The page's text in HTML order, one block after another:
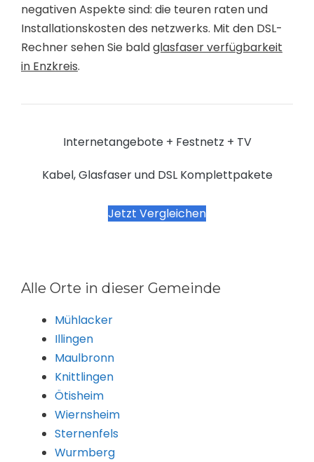
negativen Aspekte sind: die teuren raten und
Installationskosten des netzwerks. Mit den DSL-
Rechner sehen Sie baldglasfaser verfügbarkeit
in Enzkreis.
Internetangebote + Festnetz + TV
Kabel, Glasfaser und DSL Komplettpakete
Jetzt Vergleichen
Alle Orte in dieser Gemeinde
Mühlacker
Illingen
Maulbronn
Knittlingen
Ötisheim
Wiernsheim
Sternenfels
Wurmberg